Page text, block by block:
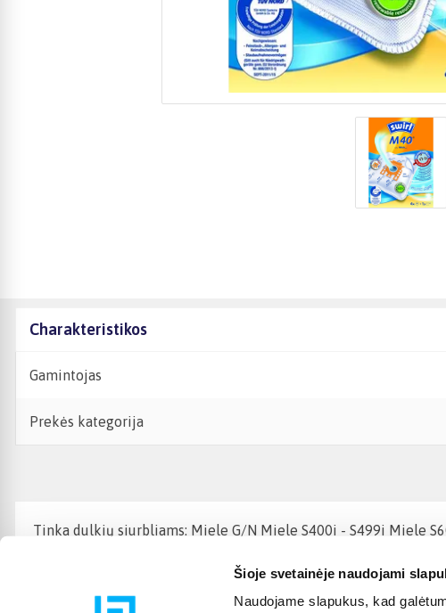
Šioje svetainėje naudojami
Naudojame slapukus, kad
Charakteristikos
Gamintojas
Prekės kategorija
Tinka dulkių siurbliams: Miele G/N Miele S400i - S499i Miele